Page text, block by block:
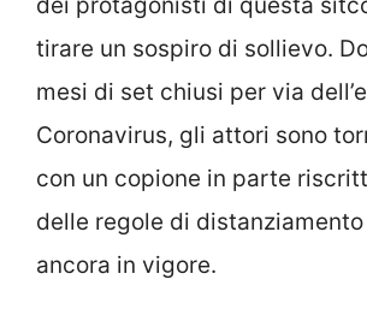
dei protagonisti di questa
tirare un sospiro di sollievo.
mesi di set chiusi per via
Coronavirus, gli attori sono
con un copione in parte
delle regole di
ancora in vigore.